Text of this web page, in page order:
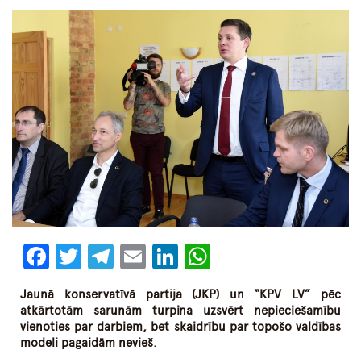
Facebook
Twitter
Telegram
EmailLinkedIn
Jaunā konservatīvā partija (JKP) un “KPV LV” pēc
atkārtotām sarunām turpina uzsvērt nepieciešamību
vienoties par darbiem, bet skaidrību par topošo valdības
modeli pagaidām nevieš.